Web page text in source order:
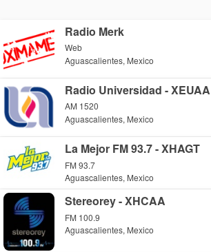
Radio Merk
Web
Aguascalientes, Mexico
Radio Universidad - XEUAA
AM 1520
Aguascalientes, Mexico
La Mejor FM 93.7 - XHAGT
FM 93.7
Aguascalientes, Mexico
Stereorey - XHCAA
FM 100.9
Aguascalientes, Mexico